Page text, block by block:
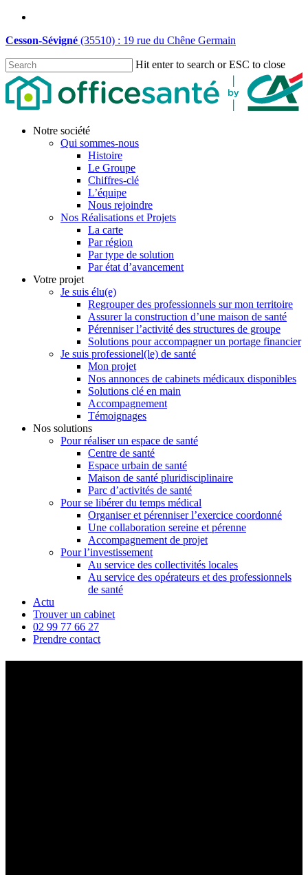
Skip
main
Cesson-Sévigné (35510) : 19 rue du Chêne Germain
Hit enter to search or ESC to close
Close
Search
Menu
Notre société
Qui sommes-nous
Histoire
Le Groupe
Chiffres-clé
L’équipe
Nous rejoindre
Nos Réalisations et Projets
La carte
Par région
Par type de solution
Par état d’avancement
Votre projet
Je suis élu(e)
Regrouper des professionnels sur mon territoire
Assurer la construction d’une maison de santé
Pérenniser l’activité des structures de groupe
Solutions pour accompagner un portage financier
Je suis professionel(le) de santé
Mon projet
Nos annonces de cabinets médicaux disponibles
Solutions clé en main
Accompagnement
Témoignages
Nos solutions
Pour réaliser un espace de santé
Centre de santé
Espace urbain de santé
Maison de santé pluridisciplinaire
Parc d’activités de santé
Pour se libérer du temps médical
Organiser et pérenniser l’exercice coordonné
Une collaboration sereine et pérenne
Accompagnement de projet
Pour l’investissement
Au service des collectivités locales
Au service des opérateurs et des professionnels
de santé
Actu
Trouver un cabinet
02 99 77 66 27
Prendre contact